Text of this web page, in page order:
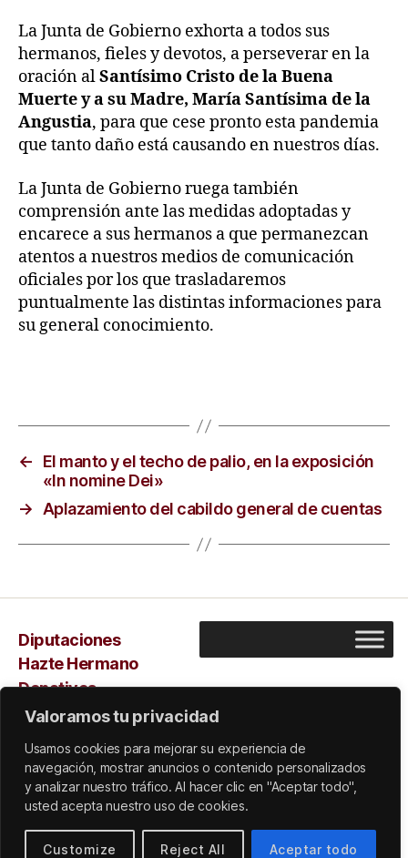
Valoramos tu privacidad
Usamos cookies para mejorar su experiencia de
navegación, mostrar anuncios o contenido personalizados
y analizar nuestro tráfico. Al hacer clic en "Aceptar todo",
usted acepta nuestro uso de cookies.
Customize Reject All Aceptar todo
La Junta de Gobierno exhorta a todos sus
hermanos, fieles y devotos, a perseverar en la
oración alSantísimo Cristo de la Buena
Muerte y a su Madre, María Santísima de la
Angustia, para que cese pronto esta pandemia
que tanto daño está causando en nuestros días.
La Junta de Gobierno ruega también
comprensión ante las medidas adoptadas y
encarece a sus hermanos a que permanezcan
atentos a nuestros medios de comunicación
oficiales por los que trasladaremos
puntualmente las distintas informaciones para
su general conocimiento.
←
El manto y el techo de palio, en la exposición
«In nomine Dei»
→ Aplazamiento del cabildo general de cuentas
Diputaciones
Hazte Hermano
Donativos
Capilla
© 2026 Subir